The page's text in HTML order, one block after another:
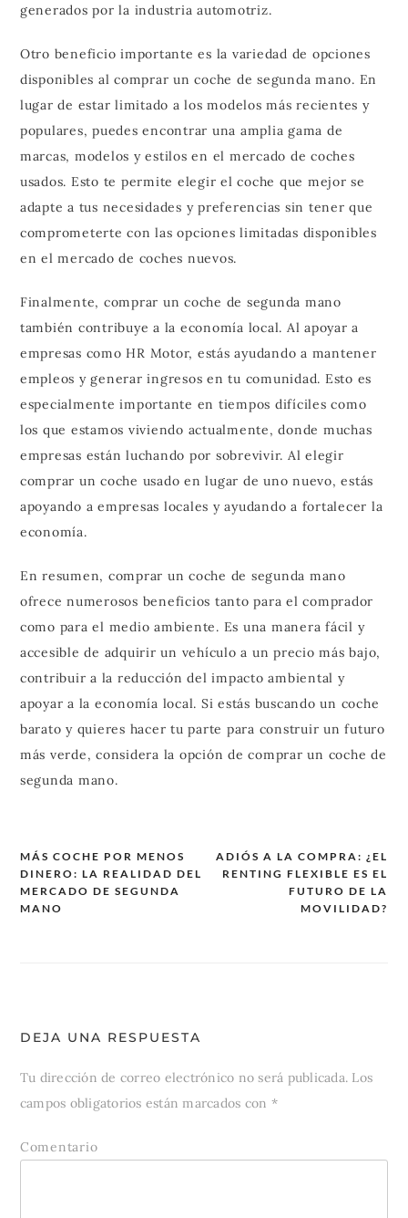
generados por la industria automotriz.
Otro beneficio importante es la variedad de opciones
disponibles al comprar un coche de segunda mano. En
lugar de estar limitado a los modelos más recientes y
populares, puedes encontrar una amplia gama de
marcas, modelos y estilos en el mercado de coches
usados. Esto te permite elegir el coche que mejor se
adapte a tus necesidades y preferencias sin tener que
comprometerte con las opciones limitadas disponibles
en el mercado de coches nuevos.
Finalmente, comprar un coche de segunda mano
también contribuye a la economía local. Al apoyar a
empresas como HR Motor, estás ayudando a mantener
empleos y generar ingresos en tu comunidad. Esto es
especialmente importante en tiempos difíciles como
los que estamos viviendo actualmente, donde muchas
empresas están luchando por sobrevivir. Al elegir
comprar un coche usado en lugar de uno nuevo, estás
apoyando a empresas locales y ayudando a fortalecer la
economía.
En resumen, comprar un coche de segunda mano
ofrece numerosos beneficios tanto para el comprador
como para el medio ambiente. Es una manera fácil y
accesible de adquirir un vehículo a un precio más bajo,
contribuir a la reducción del impacto ambiental y
apoyar a la economía local. Si estás buscando un coche
barato y quieres hacer tu parte para construir un futuro
más verde, considera la opción de comprar un coche de
segunda mano.
Navegación
de
ADIÓS A LA COMPRA: ¿EL
RENTING FLEXIBLE ES EL
FUTURO DE LA
MOVILIDAD?
MÁS COCHE POR MENOS
DINERO: LA REALIDAD DEL
MERCADO DE SEGUNDA
MANO
DEJA UNA RESPUESTA
Tu dirección de correo electrónico no será publicada. Los
campos obligatorios están marcados con *
Comentario